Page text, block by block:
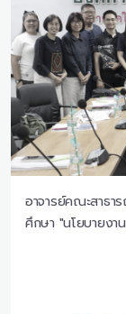
อาจารย์คณะสาธา
ศึกษา "นโยบายงา